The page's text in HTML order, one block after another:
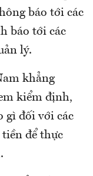
báo tới các
báo tới các
lý.
khẳng
kiểm định,
gì đối với các
tiền để thực